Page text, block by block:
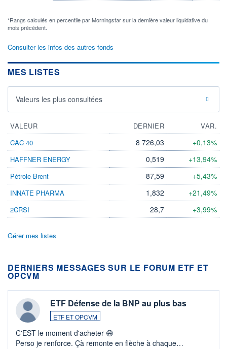
*Rangs calculés en percentile par Morningstar sur la dernière valeur liquidative du
mois précédent.
Consulter les infos des autres fonds
MES LISTES
Valeurs les plus consultées
VALEUR DERNIER
VAR.
CAC 40
8 726,03 +0,13%
HAFFNER ENERGY 0,519 +13,94%
Pétrole Brent 87,59 +5,43%
INNATE PHARMA 1,832 +21,49%
2CRSI 28,7 +3,99%
Gérer mes listes
DERNIERS MESSAGES SUR LE FORUM ETF ET
OPCVM
ETF Défense de la BNP au plus bas
ETF ET OPCVM
C'EST le moment d'acheter 😄​
Perso je renforce. Çà remonte en flèche à chaque